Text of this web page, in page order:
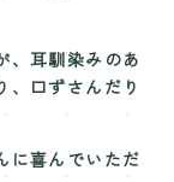
、耳馴染みのあ
、口ずさんだり
に喜んでいただ